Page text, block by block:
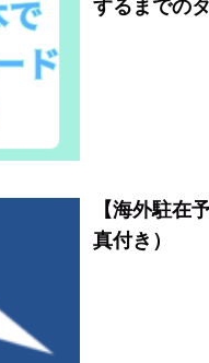
するまでの
【海外駐在
真付き）